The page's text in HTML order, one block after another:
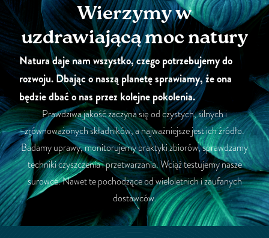
Wierzymy w
uzdrawiającą moc natury
Natura daje nam wszystko, czego potrzebujemy do
rozwoju. Dbając o naszą planetę sprawiamy, że ona
będzie dbać o nas przez kolejne pokolenia.
Prawdziwa jakość zaczyna się od czystych, silnych i
zrównoważonych składników, a najważniejsze jest ich źródło.
Badamy uprawy, monitorujemy praktyki zbiorów, sprawdzamy
techniki czyszczenia i przetwarzania. Wciąż testujemy nasze
surowce. Nawet te pochodzące od wieloletnich i zaufanych
dostawców.